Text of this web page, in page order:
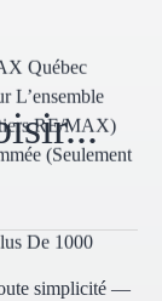
Québec
L’ensemble
RE/MAX)
(seulement
De 1000
simplicité —